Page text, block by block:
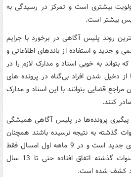
بیشتری است و تمرکز در رسیدگی به
بیشتر است.
روند پلیس آگاهی در برخورد با جرایم
و جدید و استفاده از باندهای اطلاعاتی و
به خوبی اسناد و مدارک لازم را در
دخیل شدن افراد بی‌گناه در پرونده‌ های
قضایی بتوانند با این اسناد و مدارک
کنند.
پیگیری پرونده‌ها در پلیس آگاهی همیشگی
گذشته به نتیجه نرسیده باشند همچنان
در دست پیگیری توسط تیم‌های جدید است و در 9 ماهه اول امسال فقط
269 فقره قتل‌هایی که در سنوات گذشته اتفاق افتاده حتی تا 13 سال
کشف شده است.